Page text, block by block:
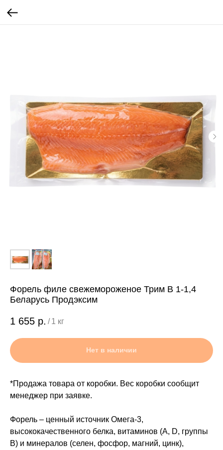
Форель филе свежемороженое Трим B 1-1,4
Беларусь Продэксим
1 655 р. / 1 кг
Нет в наличии
*Продажа товара от коробки. Вес коробки сообщит
менеджер при заявке.
Форель – ценный источник Омега-3,
высококачественного белка, витаминов (A, D, группы
B) и минералов (селен, фосфор, магний, цинк),